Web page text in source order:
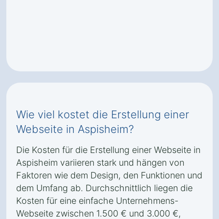
Wie viel kostet die Erstellung einer
Webseite in Aspisheim?
Die Kosten für die Erstellung einer Webseite in
Aspisheim variieren stark und hängen von
Faktoren wie dem Design, den Funktionen und
dem Umfang ab. Durchschnittlich liegen die
Kosten für eine einfache Unternehmens-
Webseite zwischen 1.500 € und 3.000 €,